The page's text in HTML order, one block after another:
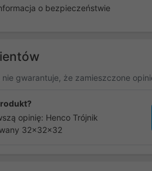
o bezpieczeństwie
nie gwarantuje, że zamieszczone
opinię: Henco Trójnik
32x32x32